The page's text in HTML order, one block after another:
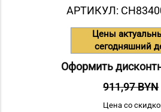
АРТИКУЛ:
Цены
сегодняшний
Оформить
911,97 BYN
Цена со